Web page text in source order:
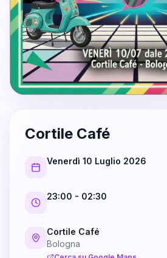
Cortile Café
Venerdì 10 Luglio 2026
23:00 - 02:30
Cortile Café
Bologna